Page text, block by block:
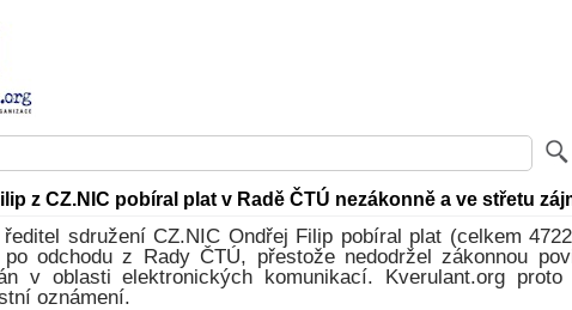
z CZ.NIC pobíral plat v Radě ČTÚ nezákonně a ve střetu
ředitel sdružení CZ.NIC Ondřej Filip pobíral plat (celkem
odchodu z Rady ČTÚ, přestože nedodržel zákonnou
v oblasti elektronických komunikací. Kverulant.org
oznámení.